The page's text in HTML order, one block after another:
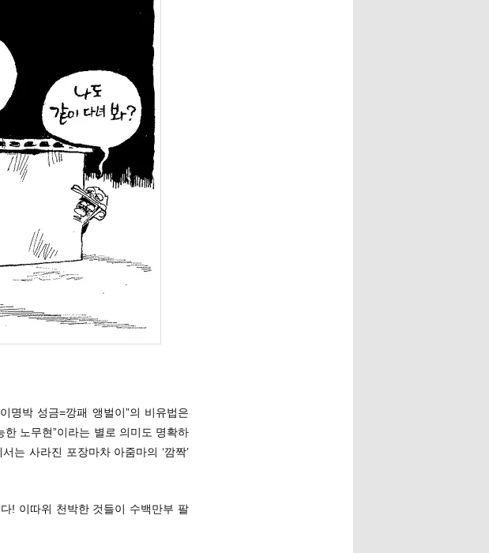
명박 성금=깡패 앵벌이”의 비유법은
노무현”이라는 별로 의미도 명확하
는 사라진 포장마차 아줌마의 ‘깜짝’
! 이따위 천박한 것들이 수백만부 팔